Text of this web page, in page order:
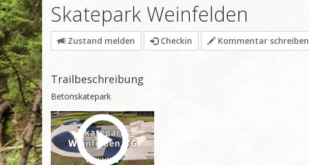
Skatepark Weinfelden
Zustand melden Checkin Kommentar schreiben
Trailbeschreibung
Betonskatepark